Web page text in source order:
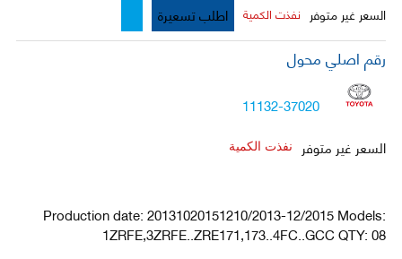
السعر غير متوفر نفذت الكمية اطلب تسعيرة
رقم اصلي محول
11132-37020
السعر غير متوفر
نفذت الكمية
Production date: 20131020151210/2013-12/2015 Models:
1ZRFE,3ZRFE..ZRE171,173..4FC..GCC QTY: 08